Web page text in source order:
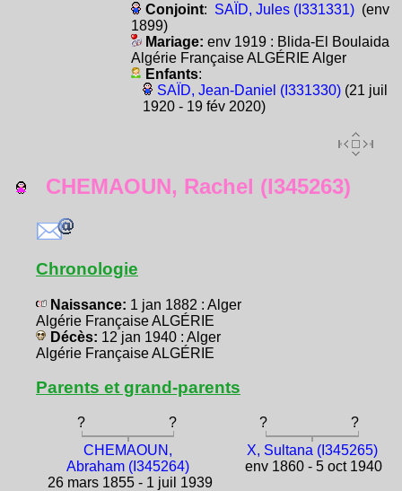
Conjoint: SAÏD, Jules (I331331)(env
1899)
Mariage: env 1919 : Blida-El Boulaida
Algérie Française ALGÉRIE Alger
Enfants:
SAÏD, Jean-Daniel (I331330)(21 juil
1920 - 19 fév 2020)
CHEMAOUN, Rachel (I345263)
Chronologie
Naissance: 1 jan 1882 : Alger
Algérie Française ALGÉRIE
Décès: 12 jan 1940 : Alger
Algérie Française ALGÉRIE
Parents et grand-parents
? ? ?
?
CHEMAOUN,
Abraham (I345264)
26 mars 1855 - 1 juil 1939
X, Sultana (I345265)
env 1860 - 5 oct 1940